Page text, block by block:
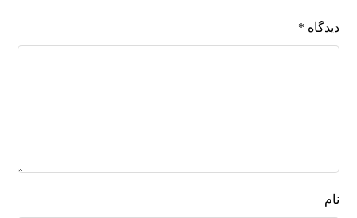
دیدگاه *
نام